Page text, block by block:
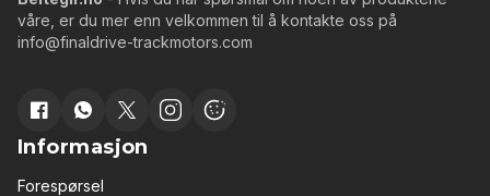
våre, er du mer enn velkommen til å kontakte oss på
info@finaldrive-trackmotors.com
Informasjon
Forespørsel